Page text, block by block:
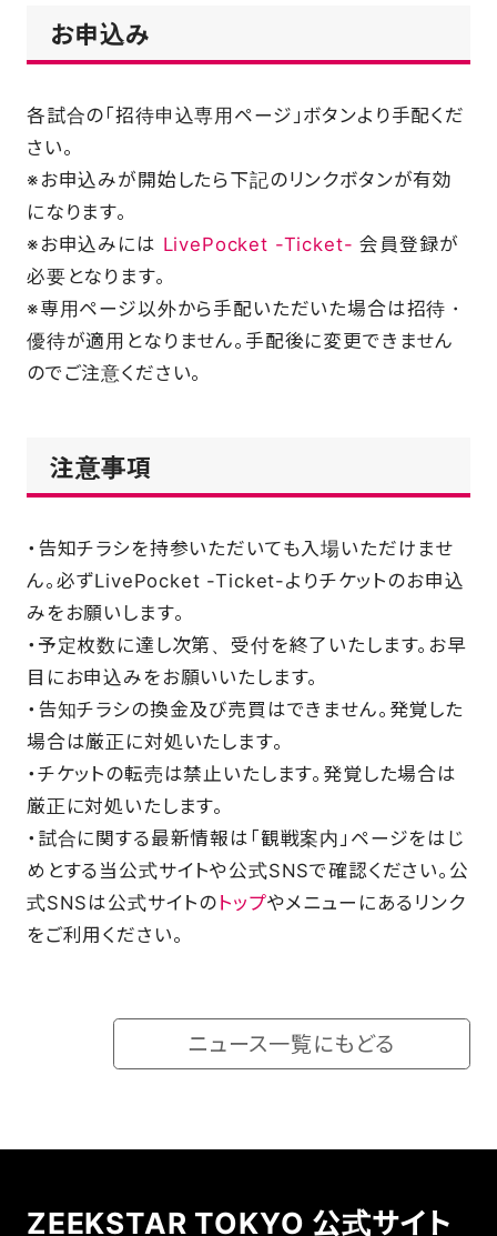
お申込み
各試合の「招待申込専用ページ」ボタンより手配くだ
さい。
※お申込みが開始したら下記のリンクボタンが有効
になります。
※お申込みには LivePocket -Ticket- 会員登録が
必要となります。
※専用ページ以外から手配いただいた場合は招待・
優待が適用となりません。手配後に変更できません
のでご注意ください。
注意事項
・告知チラシを持参いただいても⼊場いただけませ
ん。必ずLivePocket -Ticket-よりチケットのお申込
みをお願いします。
・予定枚数に達し次第、受付を終了いたします。お早
⽬にお申込みをお願いいたします。
・告知チラシの換⾦及び売買はできません。発覚した
場合は厳正に対処いたします。
・チケットの転売は禁⽌いたします。発覚した場合は
厳正に対処いたします。
・試合に関する最新情報は「観戦案内」ページをはじ
めとする当公式サイトや公式SNSで確認ください。公
式SNSは公式サイトの トップやメニューにあるリンク
をご利用ください。
ニュース一覧にもどる
ZEEKSTAR TOKYO 公式サイト